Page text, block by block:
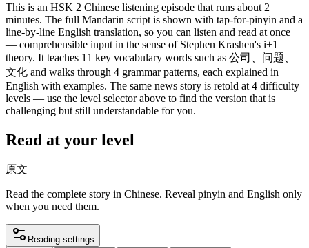
This is an HSK 2 Chinese listening episode that runs about 2
minutes. The full Mandarin script is shown with tap-for-pinyin and a
line-by-line English translation, so you can listen and read at once
— comprehensible input in the sense of Stephen Krashen's i+1
theory. It teaches 11 key vocabulary words such as 公司、问题、
文化 and walks through 4 grammar patterns, each explained in
English with examples. The same news story is retold at 4 difficulty
levels — use the level selector above to find the version that is
challenging but still understandable for you.
Read at your level
原文
Read the complete story in Chinese. Reveal pinyin and English only
when you need them.
Reading settings